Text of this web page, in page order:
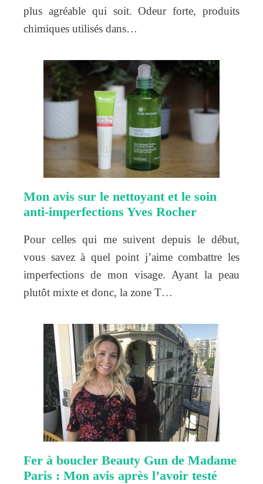
plus agréable qui soit. Odeur forte, produits
chimiques utilisés dans…
Mon avis sur le nettoyant et le soin
anti-imperfections Yves Rocher
Pour celles qui me suivent depuis le début,
vous savez à quel point j’aime combattre les
imperfections de mon visage. Ayant la peau
plutôt mixte et donc, la zone T…
Fer à boucler Beauty Gun de Madame
Paris : Mon avis après l’avoir testé